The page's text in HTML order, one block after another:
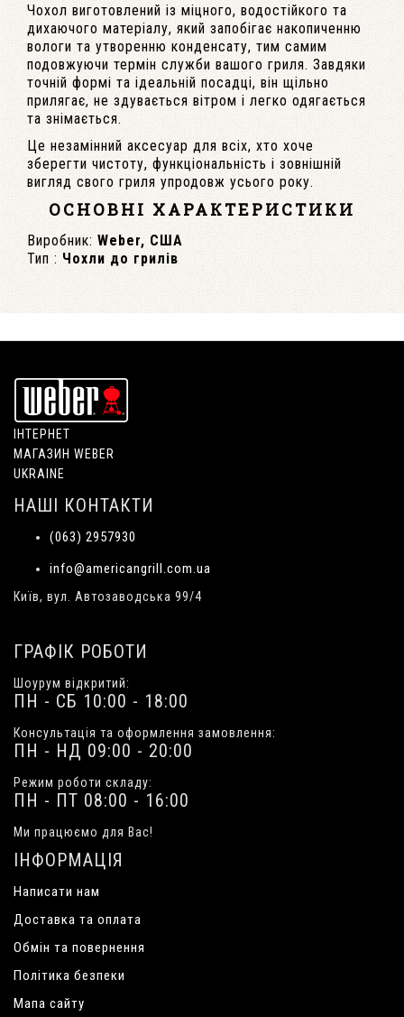
Чохол виготовлений із міцного, водостійкого та
дихаючого матеріалу, який запобігає накопиченню
вологи та утворенню конденсату, тим самим
подовжуючи термін служби вашого гриля. Завдяки
точній формі та ідеальній посадці, він щільно
прилягає, не здувається вітром і легко одягається
та знімається.
Це незамінний аксесуар для всіх, хто хоче
зберегти чистоту, функціональність і зовнішній
вигляд свого гриля упродовж усього року.
ОСНОВНІ ХАРАКТЕРИСТИКИ
Виробник: Weber, США
Тип : Чохли до грилів
ІНТЕРНЕТ
МАГАЗИН WEBER
UKRAINE
НАШІ КОНТАКТИ
(063) 2957930
info@americangrill.com.ua
Київ, вул. Автозаводська 99/4
ГРАФІК РОБОТИ
Шоурум відкритий:
ПН - СБ 10:00 - 18:00
Консультація та оформлення замовлення:
ПН - НД 09:00 - 20:00
Режим роботи складу:
ПН - ПТ 08:00 - 16:00
Ми працюємо для Вас!
ІНФОРМАЦІЯ
Написати нам
Доставка та оплата
Обмін та повернення
Політика безпеки
Мапа сайту